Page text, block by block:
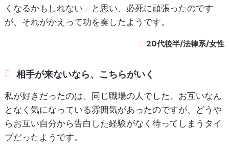
くなるかもしれない」と思い、必死に頑張ったのです
が、それがかえって功を奏したようです。
20代後半/法律系/女性
相手が来ないなら、こちらがいく
私が好きだったのは、同じ職場の人でした。お互いなん
となく気になっている雰囲気があったのですが、どうや
らお互い自分から告白した経験がなく待ってしまうタイ
プだったようです。